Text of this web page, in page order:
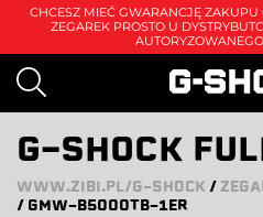
CHCESZ MIEĆ GWARANCJĘ
ZEGAREK PROSTO U
G-SHOCK
WWW.ZIBI.PL/G-SHOCK /
/ GMW-B5000TB-1ER